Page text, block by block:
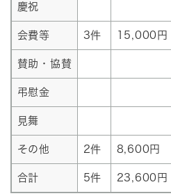
慶祝
会費等 3件 15,000円
賛助・協賛
弔慰金
見舞
その他 2件 8,600円
合計 5件 23,600円